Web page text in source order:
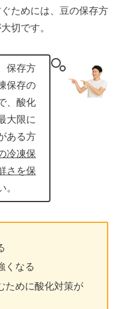
ためには、豆の保存方
切です。
保存方
保存の
、酸化
大限に
ある方
冷凍保
さを保
。
くなる
ために酸化対策が